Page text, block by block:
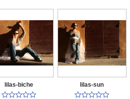
lilas-biche

lilas-sun
